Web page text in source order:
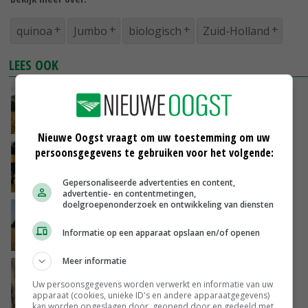
quinoa Jumbo biologisch Zuid-Holland
LEES OOK
Jac van Eck heeft quinoateelt steeds beter in
de vingers en het saldo is goed
Toekomst voor lokale en biologische quinoa
11-11-2021
WUR onderzoekt zoutstress bij quinoa
01-09-2021
stroomversnelling
29-01-2020
Nieuwe Oogst vraagt om uw toestemming om uw
persoonsgegevens te gebruiken voor het volgende:
Gepersonaliseerde advertenties en content,
advertentie- en contentmetingen,
doelgroepenonderzoek en ontwikkeling van diensten
Informatie op een apparaat opslaan en/of openen
Meer informatie
Uw persoonsgegevens worden verwerkt en informatie van uw
apparaat (cookies, unieke ID's en andere apparaatgegevens)